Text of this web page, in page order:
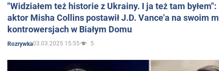
"Widziałem też historie z Ukrainy. I ja też tam
aktor Misha Collins postawił J.D. Vance'a na swoim
kontrowersjach w Białym Domu
Rozrywka03.03.2025 15:55 5